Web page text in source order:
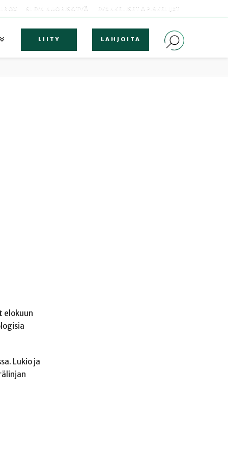
SLEYN NUORISOTYÖ EVANKELISET OPISKELIJAT
LIITY LAHJOITA
elokuun
Lukio ja